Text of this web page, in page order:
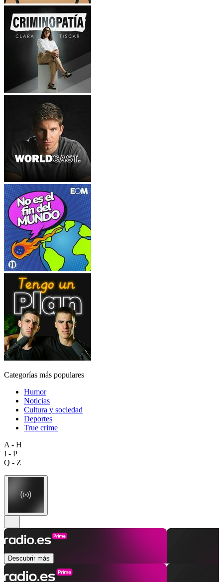
Categorías más populares
Humor
Noticias
Cultura y sociedad
Deportes
True crime
A - H
I - P
Q - Z
Descubrir más